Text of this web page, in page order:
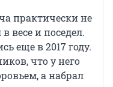
практически не
весе и поседел.
еще в 2017 году.
что у него
а набрал